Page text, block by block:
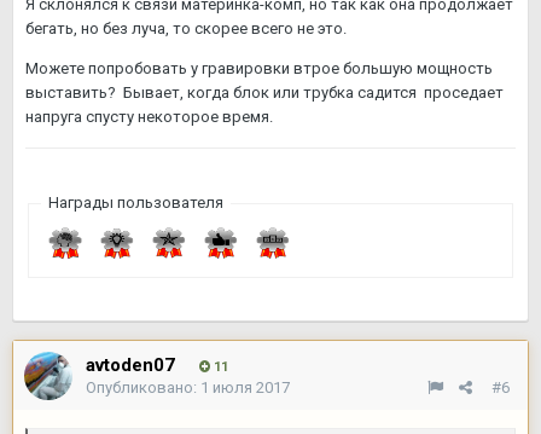
Я склонялся к связи материнка-комп, но так как она продолжает
бегать, но без луча, то скорее всего не это.
Можете попробовать у гравировки втрое большую мощность
выставить? Бывает, когда блок или трубка садится проседает
напруга спусту некоторое время.
Награды пользователя
avtoden07 11
#6
Опубликовано: 1 июля 2017